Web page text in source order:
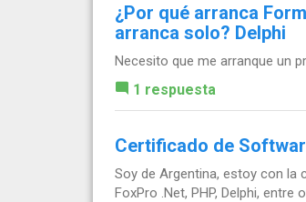
¿Por qué arranca
arranca solo? Delphi
Necesito que me arranque un
1 respuesta
Certificado de
Soy de Argentina, estoy con la
FoxPro .Net, PHP, Delphi,